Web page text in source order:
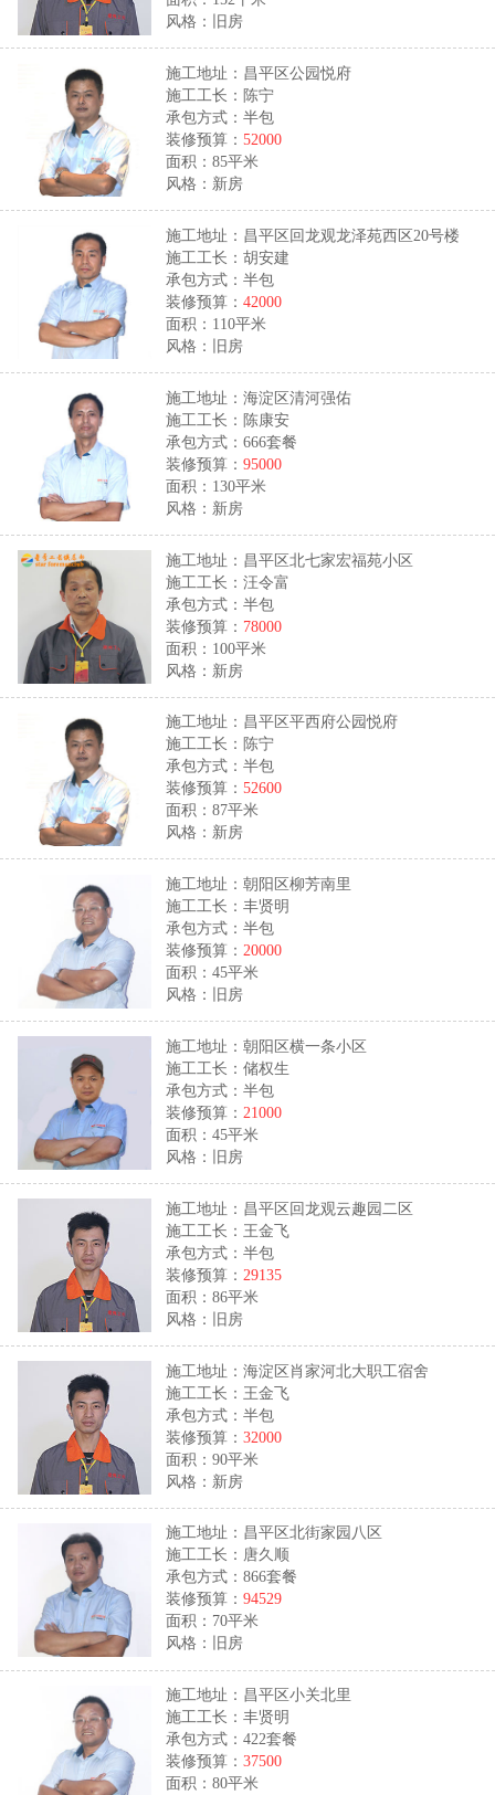
风格：旧房
施工地址：昌平区公园悦府
施工工长：陈宁
承包方式：半包
装修预算：52000
面积：85平米
风格：新房
施工地址：昌平区回龙观龙泽苑西区20号楼
施工工长：胡安建
承包方式：半包
装修预算：42000
面积：110平米
风格：旧房
施工地址：海淀区清河强佑
施工工长：陈康安
承包方式：666套餐
装修预算：95000
面积：130平米
风格：新房
施工地址：昌平区北七家宏福苑小区
施工工长：汪令富
承包方式：半包
装修预算： 78000
面积：100平米
风格：新房
施工地址：昌平区平西府公园悦府
施工工长：陈宁
承包方式：半包
装修预算：52600
面积：87平米
风格：新房
施工地址：朝阳区柳芳南里
施工工长：丰贤明
承包方式：半包
装修预算：20000
面积：45平米
风格：旧房
施工地址：朝阳区横一条小区
施工工长：储权生
承包方式：半包
装修预算： 21000
面积：45平米
风格：旧房
施工地址：昌平区回龙观云趣园二区
施工工长：王金飞
承包方式：半包
装修预算： 29135
面积：86平米
风格：旧房
施工地址：海淀区肖家河北大职工宿舍
施工工长：王金飞
承包方式：半包
装修预算：32000
面积：90平米
风格：新房
施工地址：昌平区北街家园八区
施工工长：唐久顺
承包方式：866套餐
装修预算：94529
面积：70平米
风格：旧房
施工地址：昌平区小关北里
施工工长：丰贤明
承包方式：422套餐
装修预算：37500
面积：80平米